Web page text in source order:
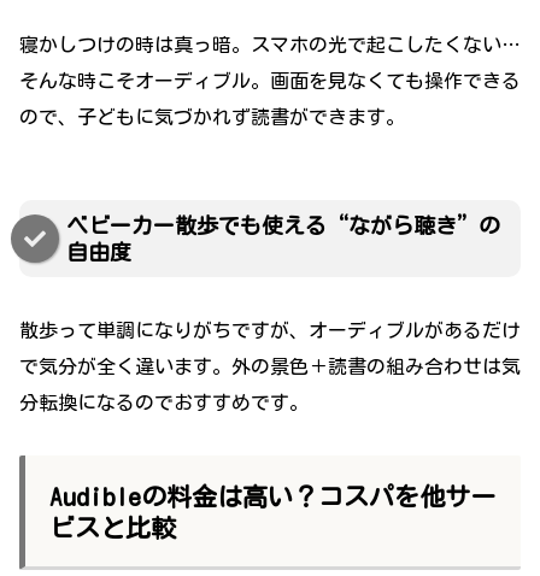
寝かしつけの時は真っ暗。スマホの光で起こしたくない…
そんな時こそオーディブル。画面を見なくても操作できる
ので、子どもに気づかれず読書ができます。
ベビーカー散歩でも使える“ながら聴き”の
自由度
散歩って単調になりがちですが、オーディブルがあるだけ
で気分が全く違います。外の景色＋読書の組み合わせは気
分転換になるのでおすすめです。
Audibleの料金は高い？コスパを他サー
ビスと比較